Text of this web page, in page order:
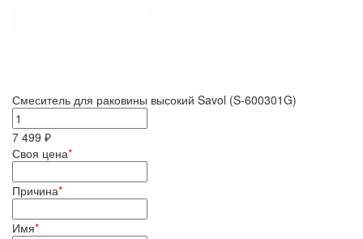
Смеситель для раковины высокий Savol (S-600301G)
7 499 ₽
Своя цена*
Причина*
Имя*